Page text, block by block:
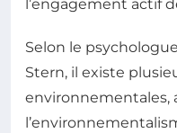
l’engagement actif
Selon le
Stern, il existe
environnementales,